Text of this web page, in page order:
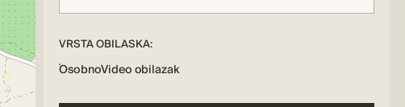
VRSTA OBILASKA:
OsobnoVideo obilazak